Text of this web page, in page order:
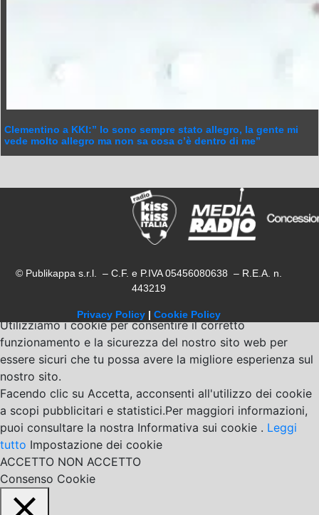
Clementino a KKI:” Io sono sempre stato allegro, la gente mi
vede molto allegro ma non sa cosa c’è dentro di me”
© Publikappa s.r.l. – C.F. e P.IVA 05456080638 – R.E.A. n.
443219
Privacy Policy | Cookie Policy
Utilizziamo i cookie per consentire il corretto
funzionamento e la sicurezza del nostro sito web per
essere sicuri che tu possa avere la migliore esperienza sul
nostro sito.
Facendo clic su Accetta, acconsenti all'utilizzo dei cookie
a scopi pubblicitari e statistici.Per maggiori informazioni,
puoi consultare la nostra Informativa sui cookie . Leggi
tutto Impostazione dei cookie
ACCETTO NON ACCETTO
Consenso Cookie